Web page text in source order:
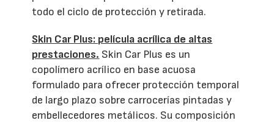
todo el ciclo de protección y retirada.
Skin Car Plus: película acrílica de altas
prestaciones. Skin Car Plus es un
copolímero acrílico en base acuosa
formulado para ofrecer protección temporal
de largo plazo sobre carrocerías pintadas y
embellecedores metálicos. Su composición